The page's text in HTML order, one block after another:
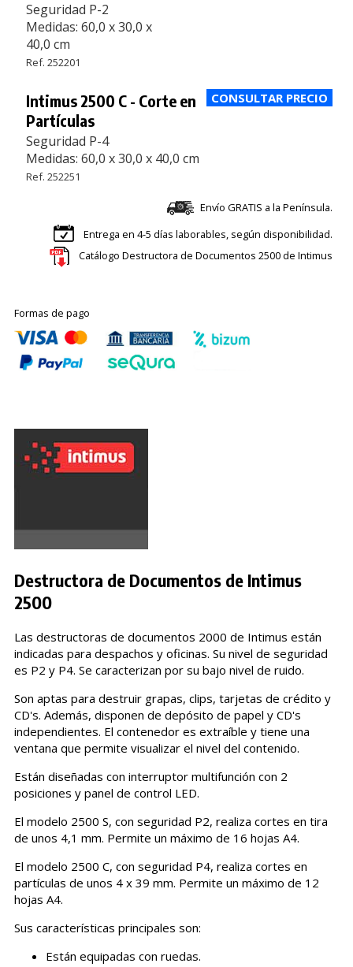
Seguridad P-2
Medidas: 60,0 x 30,0 x
40,0 cm
Ref. 252201
Intimus 2500 C - Corte en
Partículas
Seguridad P-4
Medidas: 60,0 x 30,0 x 40,0 cm
Ref. 252251
Envío GRATIS a la Península.
Entrega en 4-5 días laborables, según disponibilidad.
Catálogo Destructora de Documentos 2500 de Intimus
Formas de pago
Destructora de Documentos de Intimus
2500
Las destructoras de documentos 2000 de Intimus están
indicadas para despachos y oficinas. Su nivel de seguridad
es P2 y P4. Se caracterizan por su bajo nivel de ruido.
Son aptas para destruir grapas, clips, tarjetas de crédito y
CD's. Además, disponen de depósito de papel y CD's
independientes. El contenedor es extraíble y tiene una
ventana que permite visualizar el nivel del contenido.
Están diseñadas con interruptor multifunción con 2
posiciones y panel de control LED.
El modelo 2500 S, con seguridad P2, realiza cortes en tira
de unos 4,1 mm. Permite un máximo de 16 hojas A4.
El modelo 2500 C, con seguridad P4, realiza cortes en
partículas de unos 4 x 39 mm. Permite un máximo de 12
hojas A4.
Sus características principales son:
Están equipadas con ruedas.